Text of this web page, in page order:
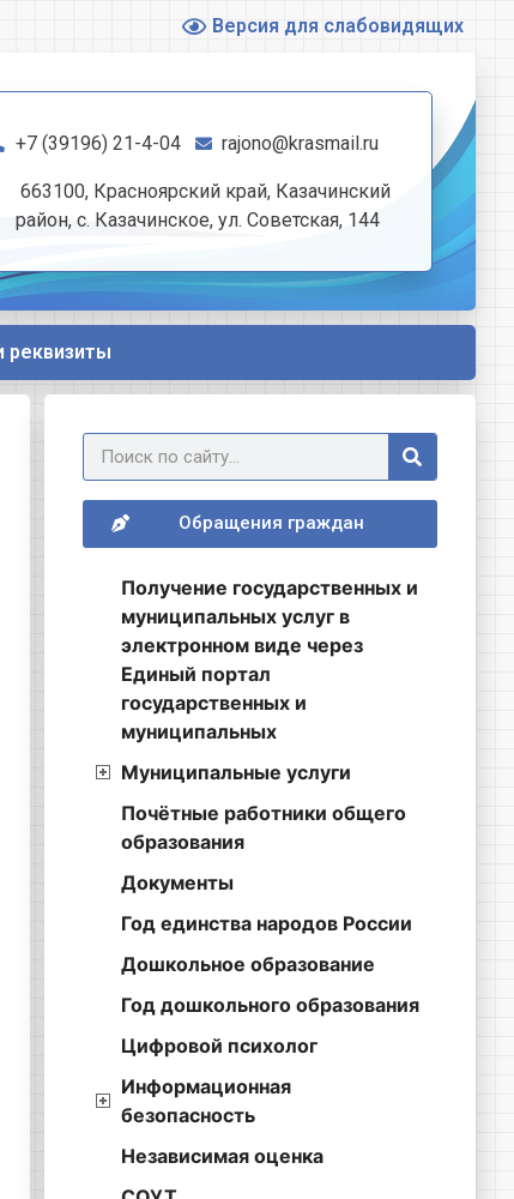
Версия для слабовидящих
+7 (39196) 21-4-04 rajono@krasmail.ru
663100, Красноярский край, Казачинский
район, с. Казачинское, ул. Советская, 144
реквизиты
Обращения граждан
Получение государственных и
муниципальных услуг в
электронном виде через
Единый портал
государственных и
муниципальных
Муниципальные услуги
Почётные работники общего
образования
Документы
Год единства народов России
Дошкольное образование
Год дошкольного образования
Цифровой психолог
Информационная
безопасность
Независимая оценка